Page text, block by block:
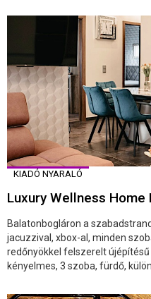
KIADÓ NYARALÓ
Luxury Wellness
Balatonbogláron a
jacuzzival, xbox-al, minden
redőnyökkel felszerelt
kényelmes, 3 szoba, fürdő,